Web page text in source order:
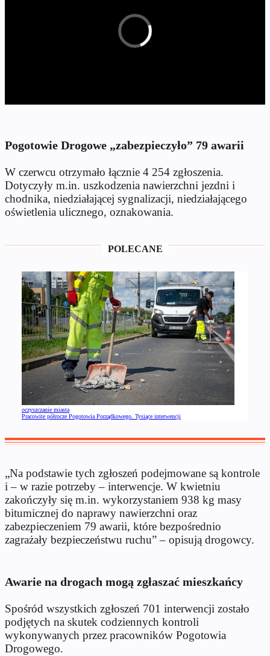
Pogotowie Drogowe „zabezpieczyło” 79 awarii
W czerwcu otrzymało łącznie 4 254 zgłoszenia.
Dotyczyły m.in. uszkodzenia nawierzchni jezdni i
chodnika, niedziałającej sygnalizacji, niedziałającego
oświetlenia ulicznego, oznakowania.
POLECANE
oczyszczanie miasta
Pracowite półrocze Pogotowia Porządkowego. Tysiące interwencji
„Na podstawie tych zgłoszeń podejmowane są kontrole
i – w razie potrzeby – interwencje. W kwietniu
zakończyły się m.in. wykorzystaniem 938 kg masy
bitumicznej do naprawy nawierzchni oraz
zabezpieczeniem 79 awarii, które bezpośrednio
zagrażały bezpieczeństwu ruchu” – opisują drogowcy.
Awarie na drogach mogą zgłaszać mieszkańcy
Spośród wszystkich zgłoszeń 701 interwencji zostało
podjętych na skutek codziennych kontroli
wykonywanych przez pracowników Pogotowia
Drogowego.